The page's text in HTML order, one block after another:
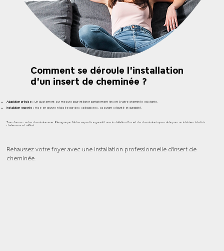
Comment se déroule l'installation
d'un insert de cheminée ?
Adaptation précise : Un ajustement sur mesure pour intégrer parfaitement l'insert à votre cheminée existante.
Installation experte : Mise en œuvre réalisée par des spécialistes, assurant sécurité et durabilité.
Transformez votre cheminée avec Rénogroupe. Notre expertise garantit une installation d'insert de cheminée impeccable pour un intérieur à la fois
chaleureux et raffiné.
Rehaussez votre foyer avec une installation professionnelle d'insert de
cheminée.